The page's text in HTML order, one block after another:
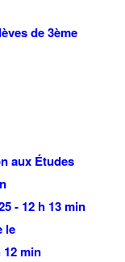
de 3ème
aux Études
- 12 h 13 min
le
12 min